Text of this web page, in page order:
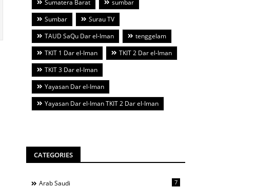
Sumatera Barat
sumbar
Sumbar
Surau TV
TAUD SaQu Dar el-Iman
tenggelam
TKIT 1 Dar el-Iman
TKIT 2 Dar el-Iman
TKIT 3 Dar el-Iman
Yayasan Dar el-Iman
Yayasan Dar el-Iman TKIT 2 Dar el-Iman
CATEGORIES
Arab Saudi 7